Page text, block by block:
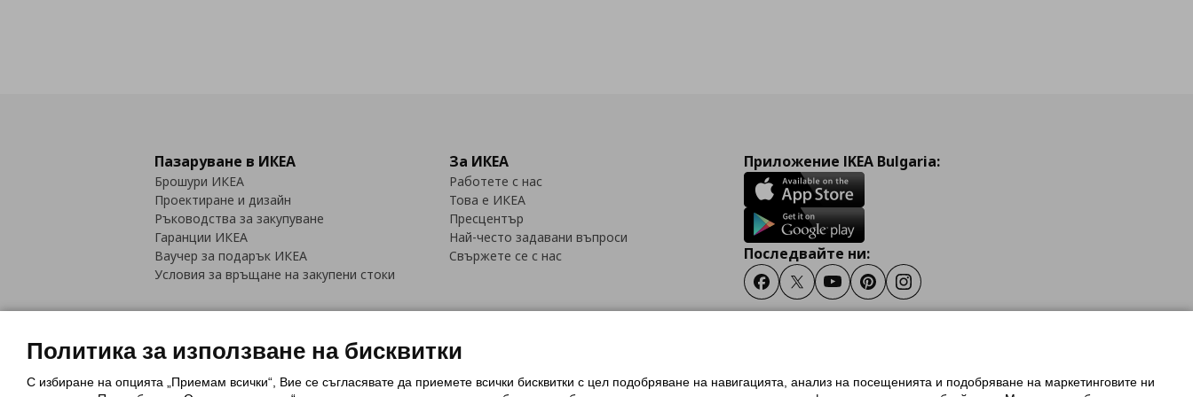
Пазаруване в ИКЕА
Брошури ИКЕА
Проектиране и дизайн
Ръководства за закупуване
Гаранции ИКЕА
Ваучер за подарък ИКЕА
Условия за връщане на закупени стоки
За ИКЕА
Работете с нас
Това е ИКЕА
Пресцентър
Най-често задавани въпроси
Свържете се с нас
Приложение IKEA Bulgaria:
Последвайте ни:
FacebookTwitterYoutubePinterestInstagram
Политика за използване на бисквитки (Cookies)Избор на настройки за използване на бисквиткиУсловия за ползване на ikea.bg
Политика за използване на бисквитки
С избиране на опцията „Приемам всички“, Вие се съгласявате да приемете всички бисквитки с цел подобряване на навигацията, анализ на посещенията и подобряване на маркетинговите ни